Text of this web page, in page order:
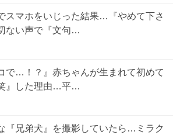
スマホをいじった結果…『やめて下さ
ない声で『文句…
で…！？』赤ちゃんが生まれて初めて
』した理由…平…
『兄弟犬』を撮影していたら…ミラク